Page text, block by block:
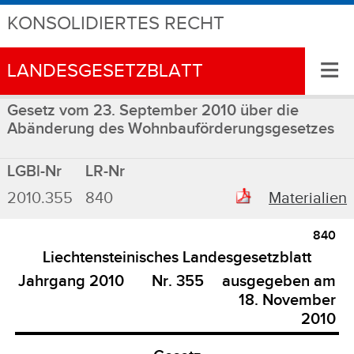
KONSOLIDIERTES RECHT
LANDESGESETZBLATT ≡
Gesetz vom 23. September 2010 über die
Abänderung des Wohnbauförderungsgesetzes
LGBl-Nr
LR-Nr
2010.355
840 Materialien